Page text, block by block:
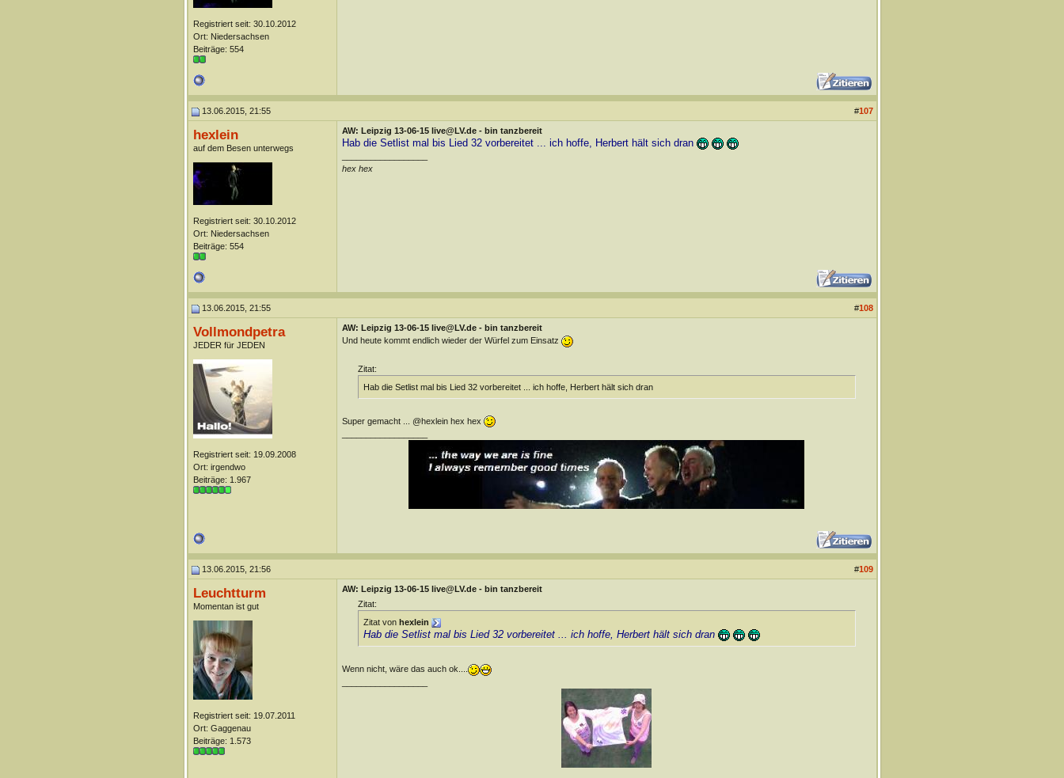
Registriert seit: 30.10.2012
Ort: Niedersachsen
Beiträge: 554
13.06.2015, 21:55 #107
hexlein
auf dem Besen unterwegs
Registriert seit: 30.10.2012
Ort: Niedersachsen
Beiträge: 554
AW: Leipzig 13-06-15 live@LV.de - bin tanzbereit
Hab die Setlist mal bis Lied 32 vorbereitet ... ich hoffe, Herbert hält sich dran
hex hex
13.06.2015, 21:55 #108
Vollmondpetra
JEDER für JEDEN
Registriert seit: 19.09.2008
Ort: irgendwo
Beiträge: 1.967
AW: Leipzig 13-06-15 live@LV.de - bin tanzbereit
Und heute kommt endlich wieder der Würfel zum Einsatz
Zitat:
Hab die Setlist mal bis Lied 32 vorbereitet ... ich hoffe, Herbert hält sich dran
Super gemacht ... @hexlein hex hex
13.06.2015, 21:56 #109
Leuchtturm
Momentan ist gut
Registriert seit: 19.07.2011
Ort: Gaggenau
Beiträge: 1.573
AW: Leipzig 13-06-15 live@LV.de - bin tanzbereit
Zitat:
Zitat von hexlein
Hab die Setlist mal bis Lied 32 vorbereitet ... ich hoffe, Herbert hält sich dran
Wenn nicht, wäre das auch ok....